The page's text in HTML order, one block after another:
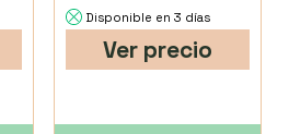
Disponible en 3 días
Ver precio